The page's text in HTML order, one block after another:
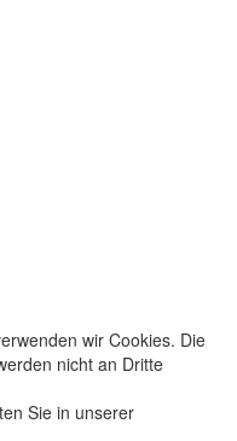
wir Cookies. Die
nicht an Dritte
Sie in unserer